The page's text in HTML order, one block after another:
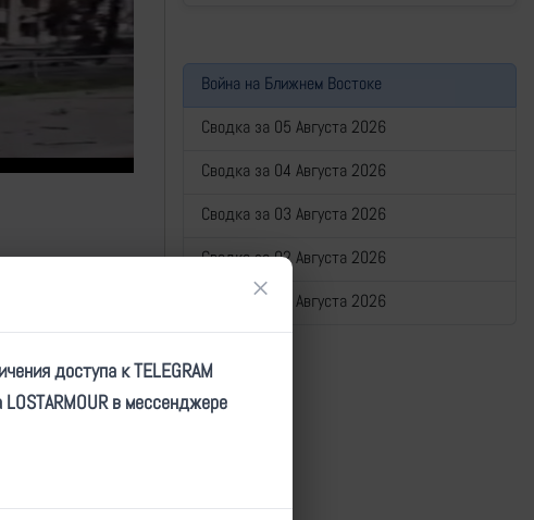
Война на Ближнем Востоке
Сводка за 05 Августа 2026
Сводка за 04 Августа 2026
Сводка за 03 Августа 2026
Сводка за 02 Августа 2026
Сводка за 01 Августа 2026
×
доступа к TELEGRAM
в мессенджере